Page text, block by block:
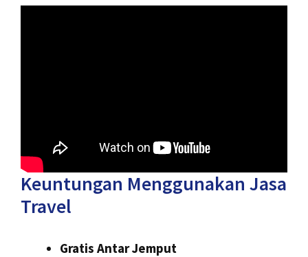
Keuntungan Menggunakan Jasa
Travel
Gratis Antar Jemput